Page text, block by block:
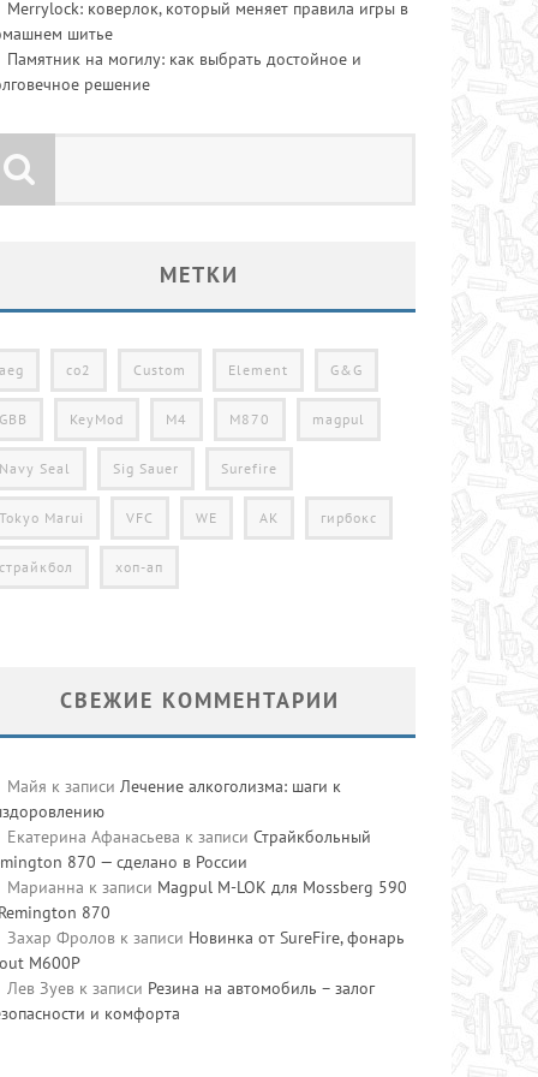
Merrylock: коверлок, который меняет правила игры в
шитье
Памятник на могилу: как выбрать достойное и
решение
МЕТКИ
aeg co2 Custom Element G&G
GBB KeyMod M4 M870 magpul
Navy Seal Sig Sauer Surefire
Tokyo Marui VFC WE АК гирбокс
страйкбол хоп-ап
СВЕЖИЕ КОММЕНТАРИИ
Майя к записи Лечение алкоголизма: шаги к
Екатерина Афанасьева к записи Страйкбольный
870 — сделано в России
Марианна к записи Magpul M-LOK для Mossberg 590
870
Захар Фролов к записи Новинка от SureFire, фонарь
M600P
Лев Зуев к записи Резина на автомобиль – залог
и комфорта